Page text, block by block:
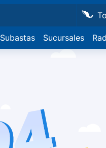
Subastas Sucursales